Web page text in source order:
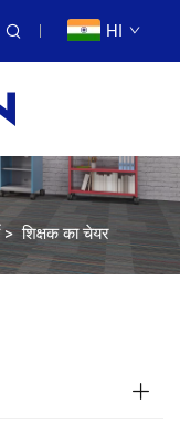
HI
>शिक्षक का चेयर